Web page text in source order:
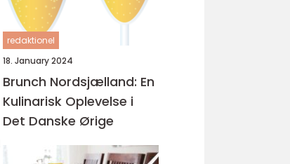
redaktionel
18. January 2024
Brunch Nordsjælland: En
Kulinarisk Oplevelse i
Det Danske Ørige